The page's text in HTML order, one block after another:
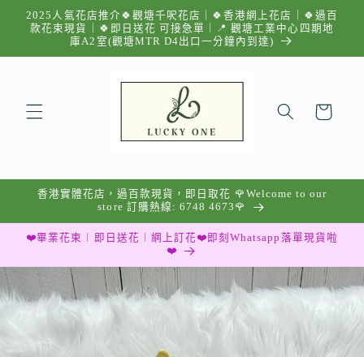
跳至內
容
2025人氣花店推介🍀觀塘千呎花店｜🍀香港網上花店｜🍀過百
款花束現貨｜🍀即日送花 可接急單｜📍 觀塘工業中心四期地
庫A2室(觀塘MTR D4出口一分鐘內到達)
物
香港實體花店，過百款現貨，即日取花 🌹Welcome to our
store 訂購熱線: 6748 4673🌹
❤️畢業花束︱即日送花︱網上訂花❤️即刻Whatsapp落單現貨啦
❤️